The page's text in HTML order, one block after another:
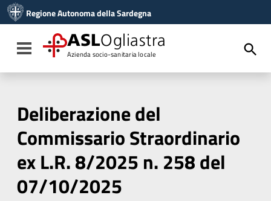
Vai al menu di navigazione
Vai al footer
Regione Autonoma della Sardegna
Toggle navigation
ASLOgliastra
Azienda socio-sanitaria locale
Deliberazione del
Commissario Straordinario
ex L.R. 8/2025 n. 258 del
07/10/2025